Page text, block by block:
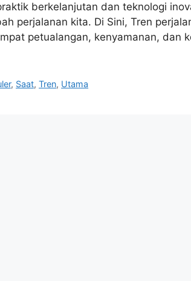
berkelanjutan dan teknologi
perjalanan kita. Di Sini, Tren
petualangan, kenyamanan, dan
, Saat,Tren, Utama